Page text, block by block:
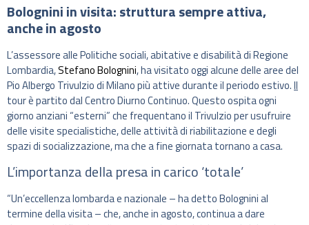
Bolognini in visita: struttura sempre attiva,
anche in agosto
L’assessore alle Politiche sociali, abitative e disabilità di Regione
Lombardia,Stefano Bolognini, ha visitato oggi alcune delle aree del
Pio Albergo Trivulzio di Milano più attive durante il periodo estivo.Il
tour è partito dal Centro Diurno Continuo. Questo ospita ogni
giorno anziani “esterni” che frequentano il Trivulzio per usufruire
delle visite specialistiche, delle attività di riabilitazione e degli
spazi di socializzazione, ma che a fine giornata tornano a casa.
L’importanza della presa in carico ‘totale’
“Un’eccellenza lombarda e nazionale – ha detto Bolognini al
termine della visita – che, anche in agosto, continua a dare